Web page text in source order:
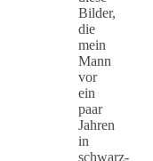
Bilder,
die
mein
Mann
vor
ein
paar
Jahren
in
schwarz-